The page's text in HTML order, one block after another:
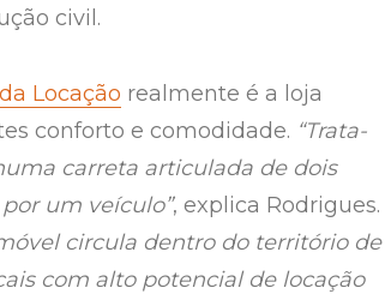
civil.
Locação realmente é a loja
conforto e comodidade. “Trata-
carreta articulada de dois
um veículo”, explica Rodrigues.
circula dentro do território de
com alto potencial de locação